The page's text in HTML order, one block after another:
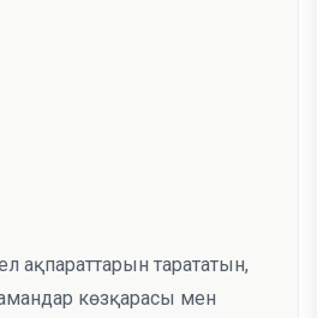
ақпараттарын тарататын,
көзқарасы мен